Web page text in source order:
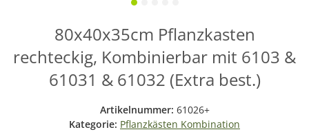
80x40x35cm Pflanzkasten
rechteckig, Kombinierbar mit 6103 &
61031 & 61032 (Extra best.)
Artikelnummer: 61026+
Kategorie: Pflanzkästen Kombination